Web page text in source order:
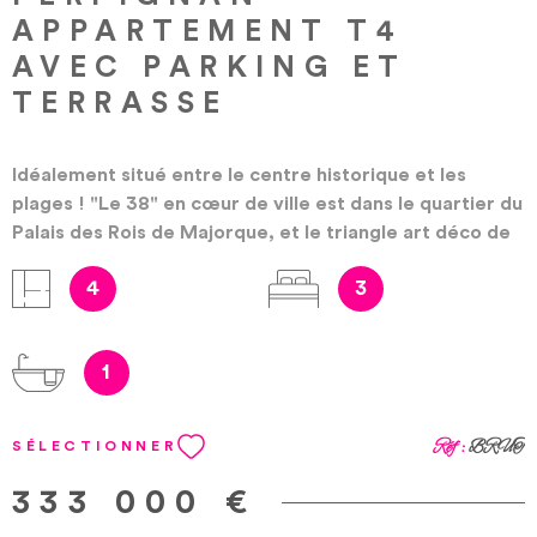
APPARTEMENT T4
AVEC PARKING ET
TERRASSE
Idéalement situé entre le centre historique et les
plages ! "Le 38" en cœur de ville est dans le quartier du
Palais des Rois de Majorque, et le triangle art déco de
Perpignan. Vous y trouverez à proximité toutes les
commodités nécessaires (écoles, supermarché,
nourrir l’esprit et le corps découvrez à pied depuis la
résidence, dans une ville aux couleurs chatoyantes du
facile aux principales lignes de bus à 200 mètres.
Laissez-vous séduire par l'originalité de cette
résidence contemporaine qui vous fera vivre dans l'air
4 3
1
SÉLECTIONNER Réf :BRUT
333 000 €